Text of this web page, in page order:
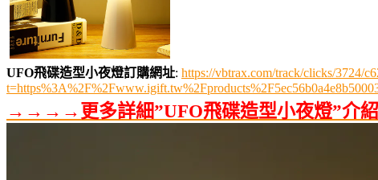
UFO飛碟造型小夜燈訂購網址: https://vbtrax.com/track/clicks/3724/
→→→→更多詳細”UFO飛碟造型小夜燈”介